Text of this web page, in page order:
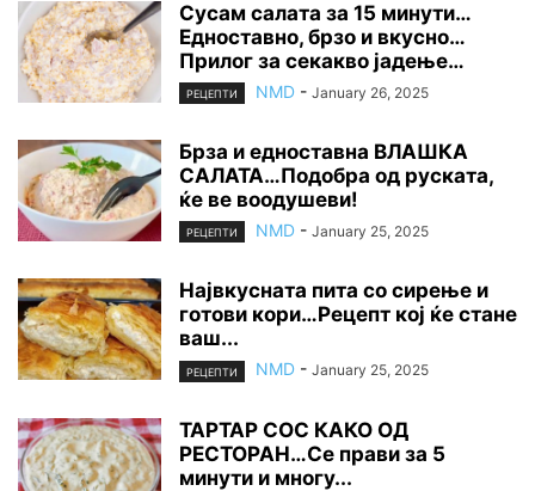
Сусам салата за 15 минути…
Едноставно, брзо и вкусно…
Прилог за секакво јадење…
РЕЦЕПТИ NMD - January 26, 2025
Брза и едноставна ВЛАШКА
САЛАТА…Подобра од руската,
ќе ве воодушеви!
РЕЦЕПТИ NMD - January 25, 2025
Највкусната пита со сирење и
готови кори…Рецепт кој ќе стане
ваш...
РЕЦЕПТИ NMD - January 25, 2025
ТАРТАР СОС КАКО ОД
РЕСТОРАН…Се прави за 5
минути и многу...